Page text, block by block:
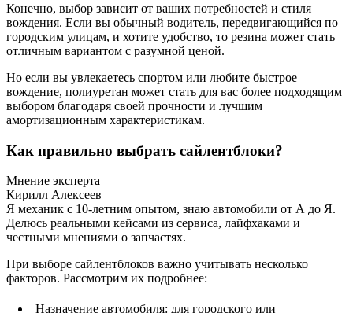
Конечно, выбор зависит от ваших потребностей и стиля
вождения. Если вы обычный водитель, передвигающийся по
городским улицам, и хотите удобство, то резина может стать
отличным вариантом с разумной ценой.
Но если вы увлекаетесь спортом или любите быстрое
вождение, полиуретан может стать для вас более подходящим
выбором благодаря своей прочности и лучшим
амортизационным характеристикам.
Как правильно выбрать сайлентблоки?
Мнение эксперта
Кирилл Алексеев
Я механик с 10-летним опытом, знаю автомобили от А до Я.
Делюсь реальными кейсами из сервиса, лайфхаками и
честными мнениями о запчастях.
При выборе сайлентблоков важно учитывать несколько
факторов. Рассмотрим их подробнее:
Назначение автомобиля: для городского или